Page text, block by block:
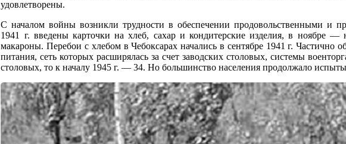
удовлетворены.
С началом войны возникли трудности в обеспечении продовольственными и
1941 г. введены карточки на хлеб, сахар и кондитерские изделия, в
макароны. Перебои с хлебом в Чебоксарах начались в сентябре 1941 г. Частично
питания, сеть которых расширялась за счет заводских столовых, системы
столовых, то к началу 1945 г. — 34. Но большинство населения продолжало